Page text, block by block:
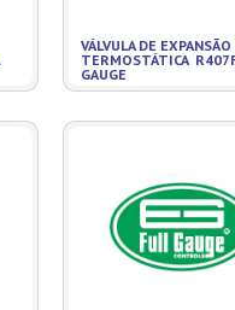
VÁLVULA DE EXPANSÃO
TERMOSTÁTICA
GAUGE